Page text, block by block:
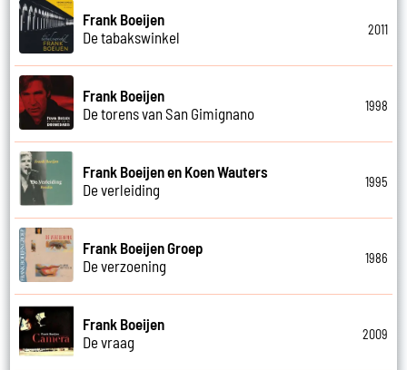
Frank Boeijen
De tabakswinkel
2011
Frank Boeijen
De torens van San Gimignano
1998
Frank Boeijen en Koen Wauters
De verleiding
1995
Frank Boeijen Groep
De verzoening
1986
Frank Boeijen
De vraag
2009